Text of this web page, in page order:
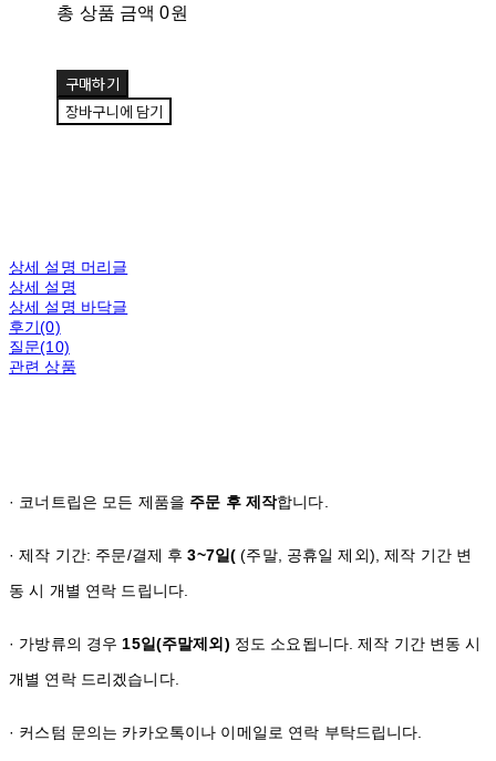
총 상품 금액 0원
구매하기
장바구니에 담기
상세 설명 머리글
상세 설명
상세 설명 바닥글
후기(0)
질문(10)
관련 상품
· 코너트립은 모든 제품을 주문 후 제작합니다.
· 제작 기간: 주문/결제 후3~7일( (주말, 공휴일 제외), 제작 기간 변
동 시 개별 연락 드립니다.
· 가방류의 경우 15일(주말제외) 정도 소요됩니다. 제작 기간 변동 시
개별 연락 드리겠습니다.
· 커스텀 문의는 카카오톡이나 이메일로 연락 부탁드립니다.